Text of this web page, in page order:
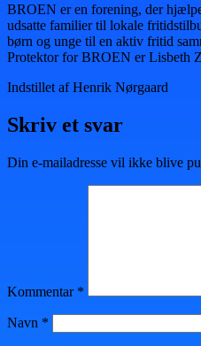
BROEN er en forening, der
udsatte familier til lokale
børn og unge til en aktiv fritid
Protektor for BROEN er Lisbeth
Indstillet af Henrik Nørgaard
Skriv et svar
Din e-mailadresse vil ikke blive
Kommentar *
Navn *